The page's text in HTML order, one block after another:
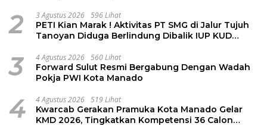
2 3 Agustus 2026 596 Lihat
PETI Kian Marak ! Aktivitas PT SMG di Jalur Tujuh
Tanoyan Diduga Berlindung Dibalik IUP KUD
3 4 Agustus 2026 560 Lihat
Forward Sulut Resmi Bergabung Dengan Wadah
Pokja PWI Kota Manado
4 4 Agustus 2026 519 Lihat
Kwarcab Gerakan Pramuka Kota Manado Gelar
KMD 2026, Tingkatkan Kompetensi 36 Calon